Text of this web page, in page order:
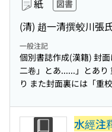
紙 図書
(清) 趙一清撰蛟川張
一般注記
個別書誌作成(漢籍) 封
二卷」とあ......」とあり
り また封面裏には「重
水經注